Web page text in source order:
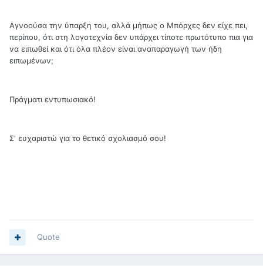
Αγνοούσα την ύπαρξη του, αλλά μήπως ο Μπόρχες δεν είχε πει,
περίπου, ότι στη λογοτεχνία δεν υπάρχει τίποτε πρωτότυπο πια για
να ειπωθεί και ότι όλα πλέον είναι αναπαραγωγή των ήδη
ειπωμένων;
Πράγματι εντυπωσιακό!
Σ' ευχαριστώ για το θετικό σχολιασμό σου!
Quote